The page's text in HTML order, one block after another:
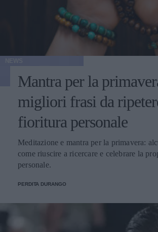
Mantra per la
migliori frasi da
fioritura personale
Meditazione e mantra per la primavera:
come riuscire a ricercare e celebrare la
personale.
PERDITA DURANGO